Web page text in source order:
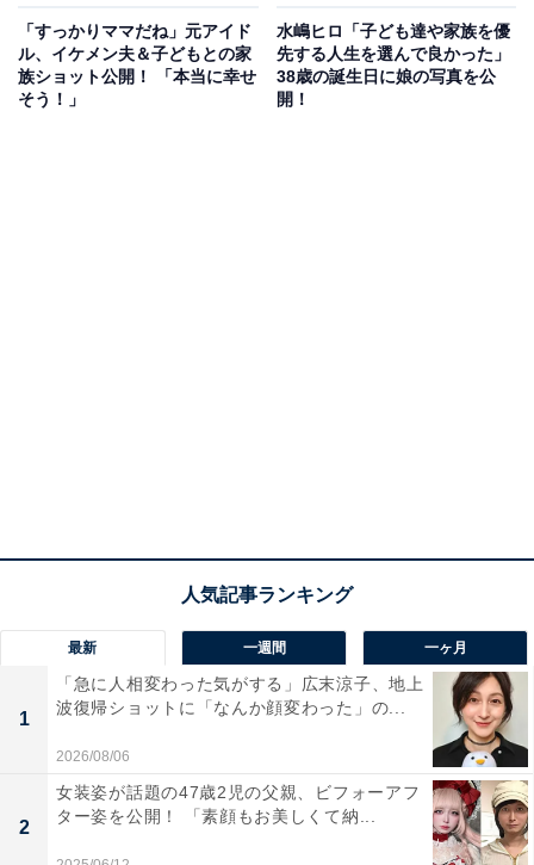
「すっかりママだね」元アイド
ル、イケメン夫＆子どもとの家
族ショット公開！ 「本当に幸せ
そう！」
水嶋ヒロ「子ども達や家族を優
先する人生を選んで良かった」
38歳の誕生日に娘の写真を公
開！
最新 一週間 一ヶ月
1
「急に人相変わった気がする」広末涼子、地上
波復帰ショットに「なんか顔変わった」の...
2026/08/06
2
女装姿が話題の47歳2児の父親、ビフォーアフ
ター姿を公開！ 「素顔もお美しくて納...